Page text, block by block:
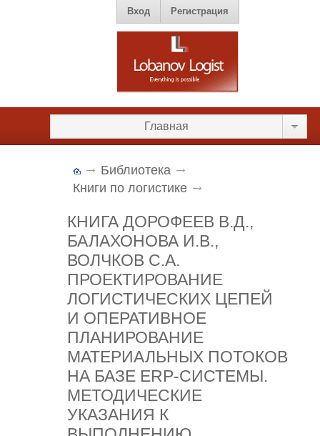
Вход Регистрация
Главная
Библиотека
Книги по логистике
КНИГА ДОРОФЕЕВ В.Д.,
БАЛАХОНОВА И.В.,
ВОЛЧКОВ С.А.
ПРОЕКТИРОВАНИЕ
ЛОГИСТИЧЕСКИХ ЦЕПЕЙ
И ОПЕРАТИВНОЕ
ПЛАНИРОВАНИЕ
МАТЕРИАЛЬНЫХ ПОТОКОВ
НА БАЗЕ ERP-СИСТЕМЫ.
МЕТОДИЧЕСКИЕ
УКАЗАНИЯ К